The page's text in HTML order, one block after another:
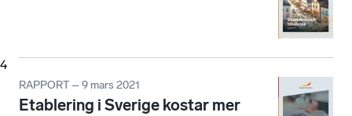
4
RAPPORT – 9 mars 2021
Etablering i Sverige kostar mer